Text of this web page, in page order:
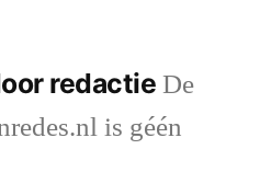
redactie De
is géén